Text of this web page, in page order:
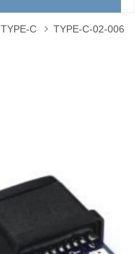
TYPE-C TYPE-C-02-006